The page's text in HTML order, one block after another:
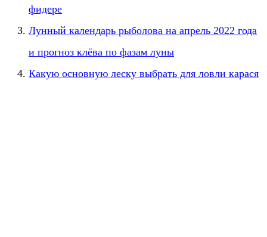
фидере
Лунный календарь рыболова на апрель 2022 года
и прогноз клёва по фазам луны
Какую основную леску выбрать для ловли карася